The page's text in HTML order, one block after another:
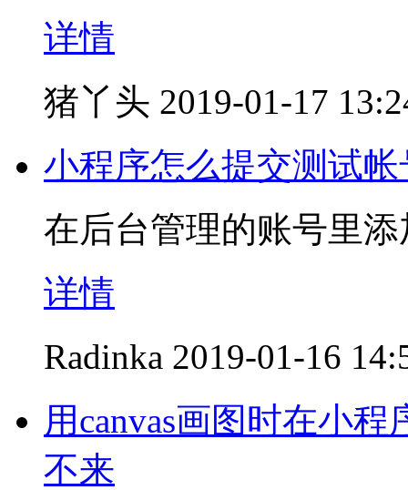
详情
猪丫头 2019-01-17
小程序怎么提交测试帐
在后台管理的账号里
详情
Radinka 2019-01-16
用canvas画图时在小
不来